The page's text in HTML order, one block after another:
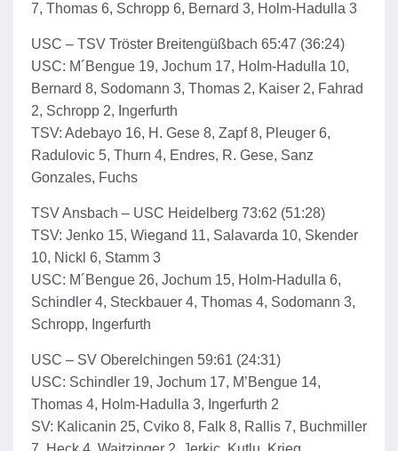
7, Thomas 6, Schropp 6, Bernard 3, Holm-Hadulla 3
USC – TSV Tröster Breitengüßbach 65:47 (36:24)
USC: M´Bengue 19, Jochum 17, Holm-Hadulla 10,
Bernard 8, Sodomann 3, Thomas 2, Kaiser 2, Fahrad
2, Schropp 2, Ingerfurth
TSV: Adebayo 16, H. Gese 8, Zapf 8, Pleuger 6,
Radulovic 5, Thurn 4, Endres, R. Gese, Sanz
Gonzales, Fuchs
TSV Ansbach – USC Heidelberg 73:62 (51:28)
TSV: Jenko 15, Wiegand 11, Salavarda 10, Skender
10, Nickl 6, Stamm 3
USC: M´Bengue 26, Jochum 15, Holm-Hadulla 6,
Schindler 4, Steckbauer 4, Thomas 4, Sodomann 3,
Schropp, Ingerfurth
USC – SV Oberelchingen 59:61 (24:31)
USC: Schindler 19, Jochum 17, M’Bengue 14,
Thomas 4, Holm-Hadulla 3, Ingerfurth 2
SV: Kalicanin 25, Cviko 8, Falk 8, Rallis 7, Buchmiller